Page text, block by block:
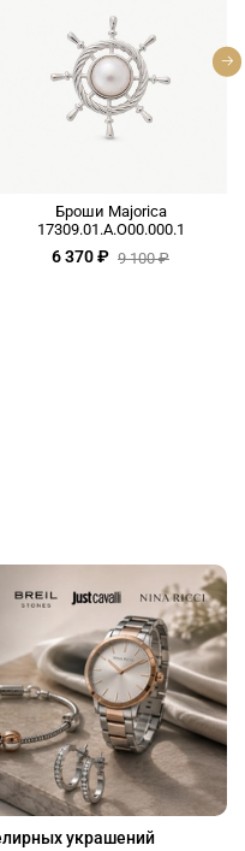
Броши Majorica
17309.01.A.O00.000.1
6 370 ₽ 9 100 ₽
украшений